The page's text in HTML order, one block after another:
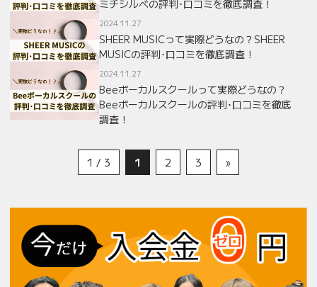
ミチシルベの評判･口コミを徹底調査！
2024.11.27
SHEER MUSICって実際どうなの？SHEER
MUSICの評判･口コミを徹底調査！
2024.11.27
Beeボーカルスクールって実際どうなの？
Beeボーカルスクールの評判･口コミを徹底
調査！
1 / 3 1 2 3 »